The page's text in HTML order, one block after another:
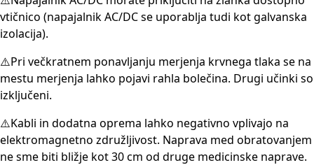
vtičnico (napajalnik AC/DC se uporablja tudi kot galvanska
izolacija).
⚠️Pri večkratnem ponavljanju merjenja krvnega tlaka se na
mestu merjenja lahko pojavi rahla bolečina. Drugi učinki so
izključeni.
⚠️Kabli in dodatna oprema lahko negativno vplivajo na
elektromagnetno združljivost. Naprava med obratovanjem
ne sme biti bližje kot 30 cm od druge medicinske naprave.